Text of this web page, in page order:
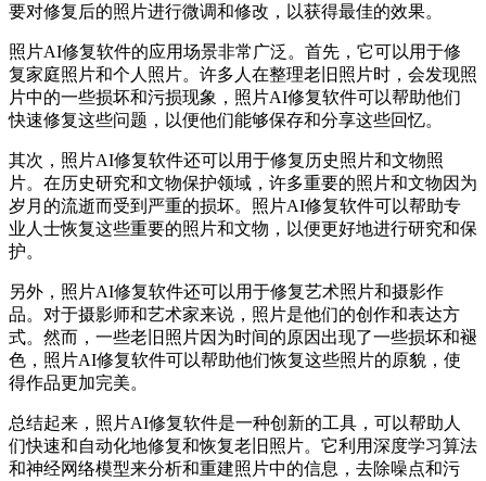
要对修复后的照片进行微调和修改，以获得最佳的效果。
照片AI修复软件的应用场景非常广泛。首先，它可以用于修
复家庭照片和个人照片。许多人在整理老旧照片时，会发现照
片中的一些损坏和污损现象，照片AI修复软件可以帮助他们
快速修复这些问题，以便他们能够保存和分享这些回忆。
其次，照片AI修复软件还可以用于修复历史照片和文物照
片。在历史研究和文物保护领域，许多重要的照片和文物因为
岁月的流逝而受到严重的损坏。照片AI修复软件可以帮助专
业人士恢复这些重要的照片和文物，以便更好地进行研究和保
护。
另外，照片AI修复软件还可以用于修复艺术照片和摄影作
品。对于摄影师和艺术家来说，照片是他们的创作和表达方
式。然而，一些老旧照片因为时间的原因出现了一些损坏和褪
色，照片AI修复软件可以帮助他们恢复这些照片的原貌，使
得作品更加完美。
总结起来，照片AI修复软件是一种创新的工具，可以帮助人
们快速和自动化地修复和恢复老旧照片。它利用深度学习算法
和神经网络模型来分析和重建照片中的信息，去除噪点和污